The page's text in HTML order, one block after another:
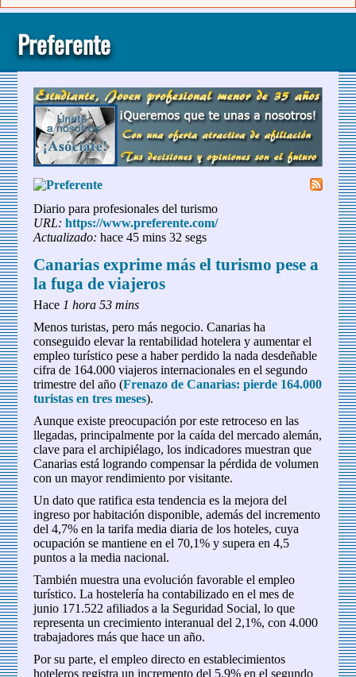
Preferente
Diario para profesionales del turismo
URL: https://www.preferente.com/
Actualizado: hace 45 mins 32 segs
Canarias exprime más el turismo pese a
la fuga de viajeros
Hace 1 hora 53 mins
Menos turistas, pero más negocio. Canarias ha
conseguido elevar la rentabilidad hotelera y aumentar el
empleo turístico pese a haber perdido la nada desdeñable
cifra de 164.000 viajeros internacionales en el segundo
trimestre del año (Frenazo de Canarias: pierde 164.000
turistas en tres meses).
Aunque existe preocupación por este retroceso en las
llegadas, principalmente por la caída del mercado alemán,
clave para el archipiélago, los indicadores muestran que
Canarias está logrando compensar la pérdida de volumen
con un mayor rendimiento por visitante.
Un dato que ratifica esta tendencia es la mejora del
ingreso por habitación disponible, además del incremento
del 4,7% en la tarifa media diaria de los hoteles, cuya
ocupación se mantiene en el 70,1% y supera en 4,5
puntos a la media nacional.
También muestra una evolución favorable el empleo
turístico. La hostelería ha contabilizado en el mes de
junio 171.522 afiliados a la Seguridad Social, lo que
representa un crecimiento interanual del 2,1%, con 4.000
trabajadores más que hace un año.
Por su parte, el empleo directo en establecimientos
hoteleros registra un incremento del 5,9% en el segundo